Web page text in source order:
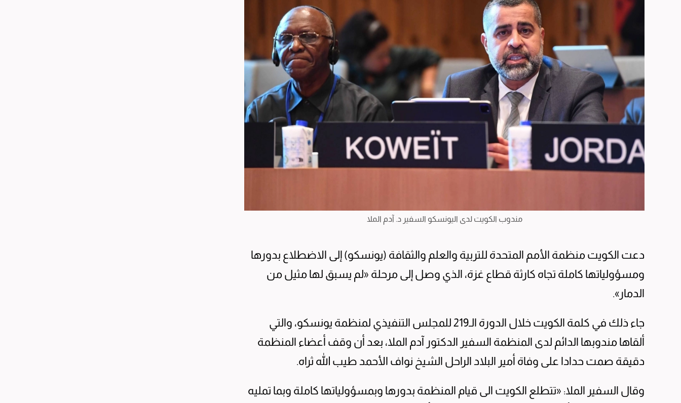
مندوب الكويت لدى اليونسكو السفير د. آدم الملا
دعت الكويت منظمة الأمم المتحدة للتربية والعلم والثقافة (يونسكو) إلى الاضطلاع بدورها
ومسؤولياتها كاملة تجاه كارثة قطاع غزة، الذي وصل إلى مرحلة «لم يسبق لها مثيل من
الدمار».
جاء ذلك في كلمة الكويت خلال الدورة الـ219 للمجلس التنفيذي لمنظمة يونسكو، والتي
ألقاها مندوبها الدائم لدى المنظمة السفير الدكتور آدم الملا، بعد أن وقف أعضاء المنظمة
دقيقة صمت حدادا على وفاة أمير البلاد الراحل الشيخ نواف الأحمد طيب الله ثراه.
وقال السفير الملا: «تتطلع الكويت الى قيام المنظمة بدورها وبمسؤولياتها كاملة وبما تمليه